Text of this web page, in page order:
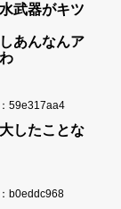
武器がキツ
あんなんア
：59e317aa4
したことな
：b0eddc968